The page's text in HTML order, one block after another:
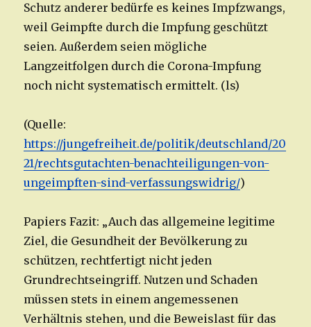
Schutz anderer bedürfe es keines Impfzwangs,
weil Geimpfte durch die Impfung geschützt
seien. Außerdem seien mögliche
Langzeitfolgen durch die Corona-Impfung
noch nicht systematisch ermittelt. (ls)
(Quelle:
https://jungefreiheit.de/politik/deutschland/20
21/rechtsgutachten-benachteiligungen-von-
ungeimpften-sind-verfassungswidrig/)
Papiers Fazit: „Auch das allgemeine legitime
Ziel, die Gesundheit der Bevölkerung zu
schützen, rechtfertigt nicht jeden
Grundrechtseingriff. Nutzen und Schaden
müssen stets in einem angemessenen
Verhältnis stehen, und die Beweislast für das